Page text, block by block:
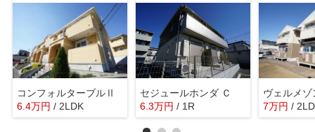
コンフォルターブルⅡ
6.4万円 / 2LDK
セジュールホンダ Ｃ
6.3万円 / 1R 7万円 /